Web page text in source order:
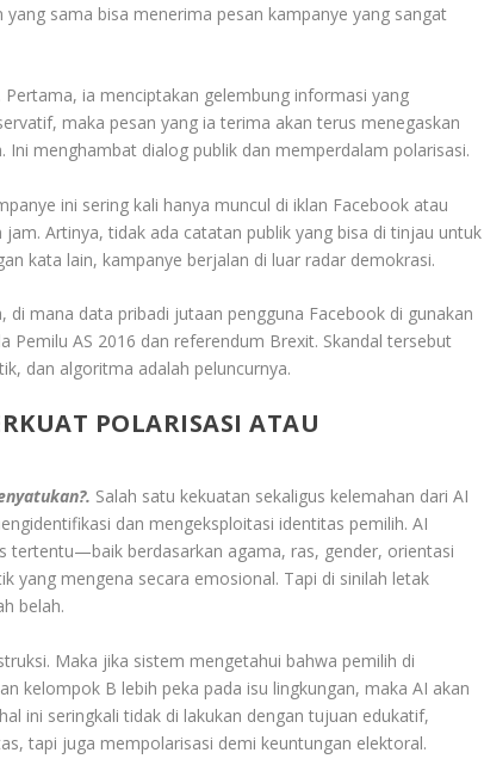
sama bisa menerima pesan kampanye yang sangat
ia menciptakan gelembung informasi yang
maka pesan yang ia terima akan terus menegaskan
menghambat dialog publik dan memperdalam polarisasi.
ini sering kali hanya muncul di iklan Facebook atau
Artinya, tidak ada catatan publik yang bisa di tinjau untuk
kata lain, kampanye berjalan di luar radar demokrasi.
mana data pribadi jutaan pengguna Facebook di gunakan
AS 2016 dan referendum Brexit. Skandal tersebut
dan algoritma adalah peluncurnya.
POLARISASI ATAU
Salah satu kekuatan sekaligus kelemahan dari AI
dan mengeksploitasi identitas pemilih. AI
tertentu—baik berdasarkan agama, ras, gender, orientasi
yang mengena secara emosional. Tapi di sinilah letak
belah.
Maka jika sistem mengetahui bahwa pemilih di
kelompok B lebih peka pada isu lingkungan, maka AI akan
ini seringkali tidak di lakukan dengan tujuan edukatif,
tapi juga mempolarisasi demi keuntungan elektoral.